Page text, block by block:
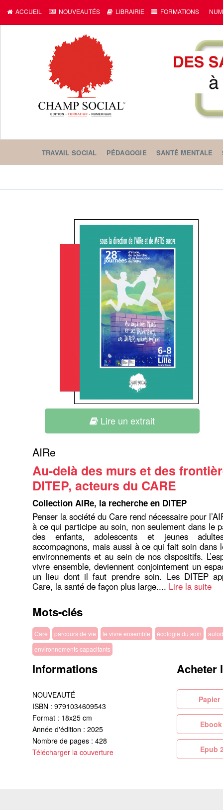
ACCUEIL NOUVEAUTÉS LIBRAIRIE FORMATIONS
TRAVAIL SOCIAL PÉDAGOGIE SANTÉ MENTALE
Lire un extrait
AIRe
Au-delà des murs et des
DITEP, acteurs du CARE
Collection AIRe, la recherche en DITEP
Penser la société du Care rend nécessaire pour
à ce qui participe au soin, non seulement dans le
des enfants, adolescents et jeunes
accompagnons, mais aussi à ce qui fait soin dans
environnements et au sein de nos dispositifs.
vivre ensemble, deviennent conjointement un
un lieu dont il faut prendre soin. Les DITEP
Care, la santé de façon plus large.... Lire la suite
Mots-clés
Care parcours de vie le vivre ensemble écologie du soin
environnements capacitants
Informations
NOUVEAUTÉ
ISBN : 9791034609543
Format : 18x25 cm
Année d'édition : 2025
Nombre de pages : 428
Télécharger la couverture
Acheter